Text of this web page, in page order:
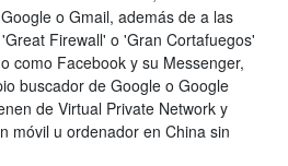
o Gmail, además de a las
Firewall' o 'Gran Cortafuegos'
como Facebook y su Messenger,
buscador de Google o Google
de Virtual Private Network y
móvil u ordenador en China sin